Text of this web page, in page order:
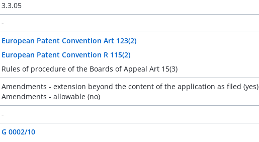
3.3.05
-
European Patent Convention Art 123(2)
European Patent Convention R 115(2)
Rules of procedure of the Boards of Appeal Art 15(3)
Amendments - extension beyond the content of the application as filed (yes)
Amendments - allowable (no)
-
G 0002/10